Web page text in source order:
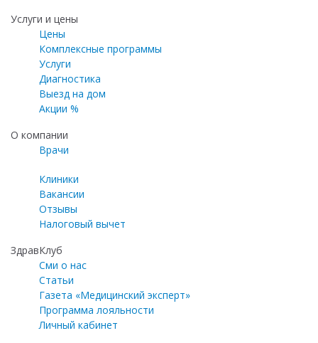
Услуги и цены
Цены
Комплексные программы
Услуги
Диагностика
Выезд на дом
Акции %
О компании
Врачи
Клиники
Вакансии
Отзывы
Налоговый вычет
ЗдравКлуб
Сми о нас
Статьи
Газета «Медицинский эксперт»
Программа лояльности
Личный кабинет